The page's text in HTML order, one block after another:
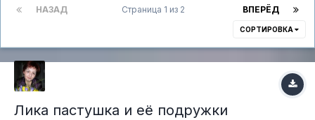
НАЗАД ВПЕРЁД
Страница 1 из 2
СОРТИРОВКА
Лика пастушка и её подружки